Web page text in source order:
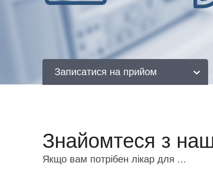
Записатися на прийом
Знайомтеся з
Якщо вам потрібен лікар для ...